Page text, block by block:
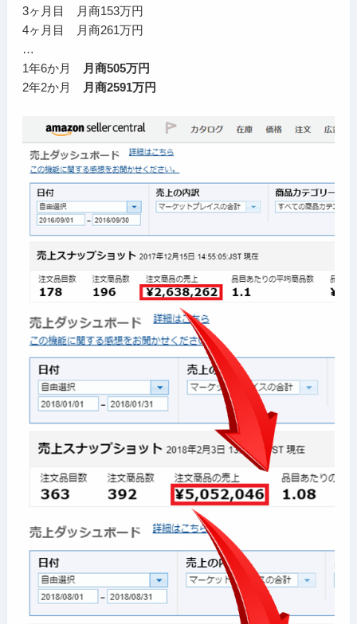
3ヶ月目 月商153万円
4ヶ月目 月商261万円
…
1年6か月
月商505万円
2年2か月
月商2591万円